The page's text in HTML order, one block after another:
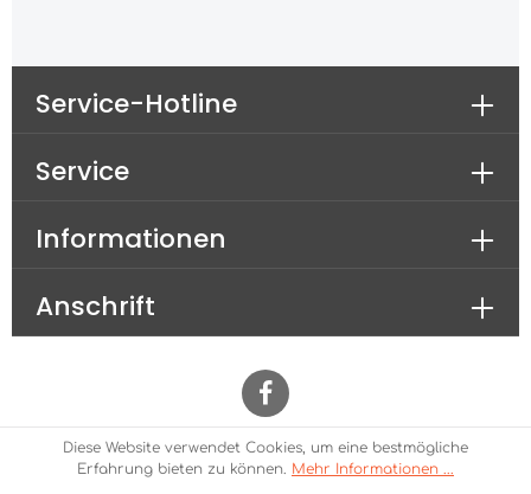
Anschrift
Service-Hotline
Service
Informationen
* Alle Preise inkl. gesetzl. Mehrwertsteuer zzgl.
Diese Website verwendet Cookies, um eine bestmögliche
Erfahrung bieten zu können. Mehr Informationen ...